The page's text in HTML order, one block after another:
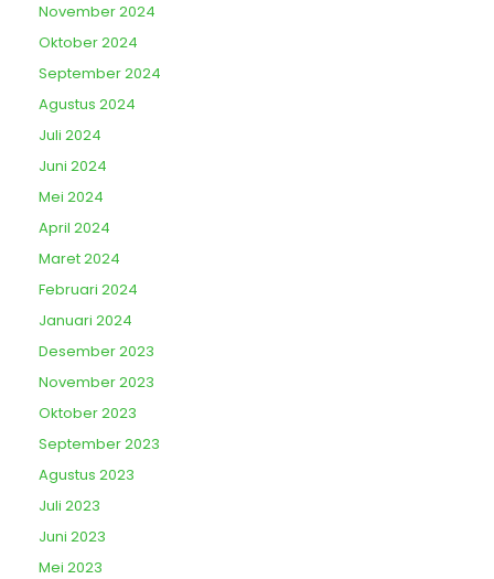
November 2024
Oktober 2024
September 2024
Agustus 2024
Juli 2024
Juni 2024
Mei 2024
April 2024
Maret 2024
Februari 2024
Januari 2024
Desember 2023
November 2023
Oktober 2023
September 2023
Agustus 2023
Juli 2023
Juni 2023
Mei 2023